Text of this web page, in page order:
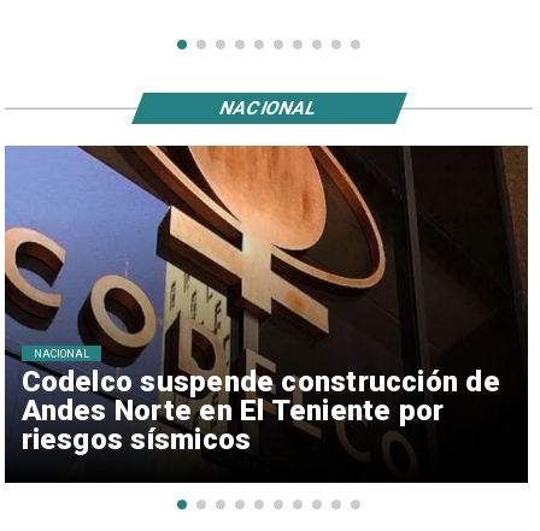
Codelco suspende construcción de
Andes Norte en El Teniente por
riesgos sísmicos
NACIONAL
NACIONAL